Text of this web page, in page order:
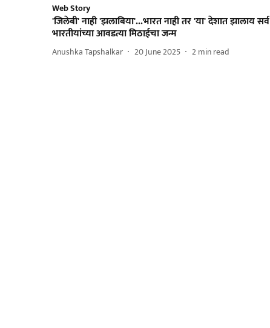
Web Story
'जिलेबी' नाही 'झलाबिया'...भारत नाही तर 'या' देशात झालाय सर्व
भारतीयांच्या आवडत्या मिठाईचा जन्म
Anushka Tapshalkar 20 June 2025 2min read